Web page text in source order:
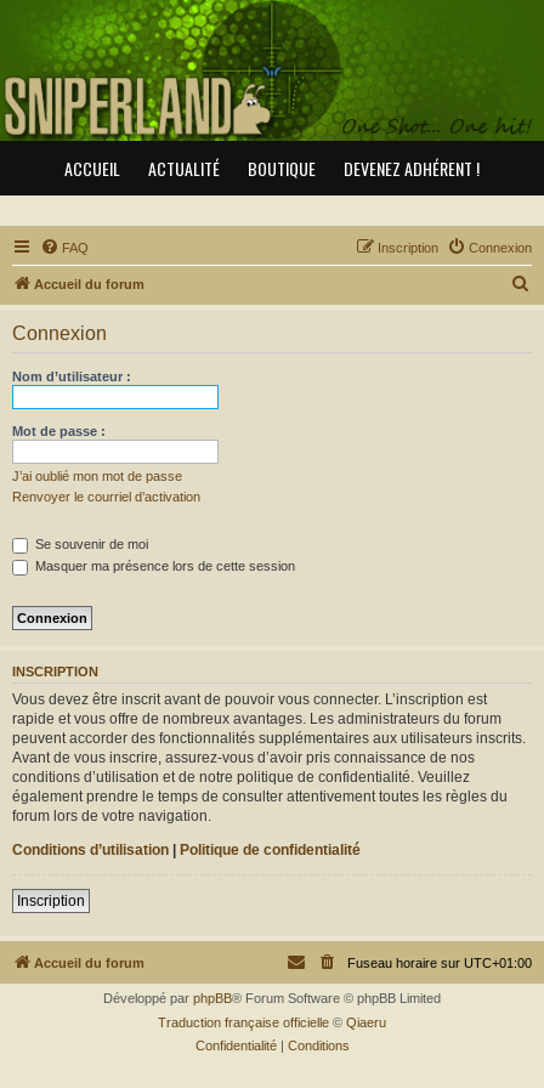
ACCUEIL ACTUALITÉ BOUTIQUE DEVENEZ ADHÉRENT !
FAQ Connexion
Inscription
Accueil du forum
Connexion
Nom d’utilisateur :
Mot de passe :
J’ai oublié mon mot de passe
Renvoyer le courriel d’activation
Se souvenir de moi
Masquer ma présence lors de cette session
INSCRIPTION
Vous devez être inscrit avant de pouvoir vous connecter. L’inscription est
rapide et vous offre de nombreux avantages. Les administrateurs du forum
peuvent accorder des fonctionnalités supplémentaires aux utilisateurs inscrits.
Avant de vous inscrire, assurez-vous d’avoir pris connaissance de nos
conditions d’utilisation et de notre politique de confidentialité. Veuillez
également prendre le temps de consulter attentivement toutes les règles du
forum lors de votre navigation.
Conditions d’utilisation
Politique de confidentialité
Inscription
Accueil du forum Fuseau horaire sur UTC+01:00
Développé par phpBB® Forum Software © phpBB Limited
Traduction française officielle © Qiaeru
Confidentialité| Conditions